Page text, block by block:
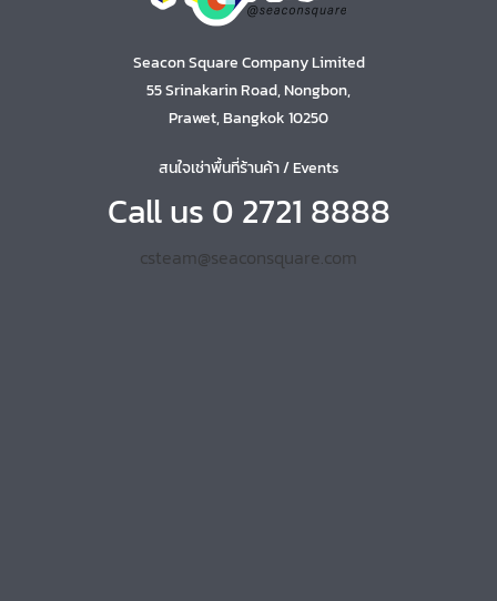
Seacon Square Company Limited
55 Srinakarin Road, Nongbon,
Prawet, Bangkok 10250
สนใจเช่าพื้นที่ร้านค้า / Events
Call us 0 2721 8888
csteam@seaconsquare.com